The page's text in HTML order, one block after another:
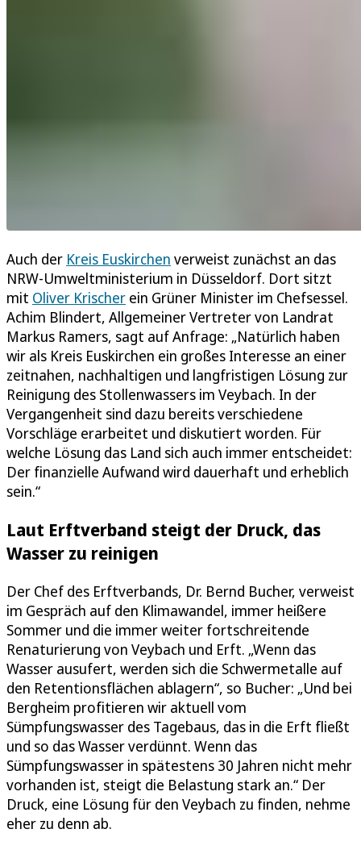
Auch der Kreis Euskirchen verweist zunächst an das
NRW-Umweltministerium in Düsseldorf. Dort sitzt
mit Oliver Krischer ein Grüner Minister im Chefsessel.
Achim Blindert, Allgemeiner Vertreter von Landrat
Markus Ramers, sagt auf Anfrage: „Natürlich haben
wir als Kreis Euskirchen ein großes Interesse an einer
zeitnahen, nachhaltigen und langfristigen Lösung zur
Reinigung des Stollenwassers im Veybach. In der
Vergangenheit sind dazu bereits verschiedene
Vorschläge erarbeitet und diskutiert worden. Für
welche Lösung das Land sich auch immer entscheidet:
Der finanzielle Aufwand wird dauerhaft und erheblich
sein.“
Laut Erftverband steigt der Druck, das
Wasser zu reinigen
Der Chef des Erftverbands, Dr. Bernd Bucher, verweist
im Gespräch auf den Klimawandel, immer heißere
Sommer und die immer weiter fortschreitende
Renaturierung von Veybach und Erft. „Wenn das
Wasser ausufert, werden sich die Schwermetalle auf
den Retentionsflächen ablagern“, so Bucher: „Und bei
Bergheim profitieren wir aktuell vom
Sümpfungswasser des Tagebaus, das in die Erft fließt
und so das Wasser verdünnt. Wenn das
Sümpfungswasser in spätestens 30 Jahren nicht mehr
vorhanden ist, steigt die Belastung stark an.“ Der
Druck, eine Lösung für den Veybach zu finden, nehme
eher zu denn ab.